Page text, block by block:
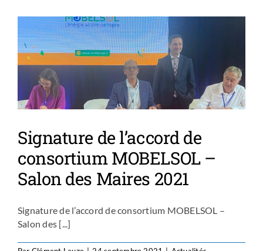
Signature de l’accord de
consortium MOBELSOL –
Salon des Maires 2021
Signature de l’accord de consortium MOBELSOL –
Salon des [...]